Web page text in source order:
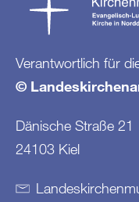
Verantwortlich für
©
Dänische Straße 21
24103 Kiel